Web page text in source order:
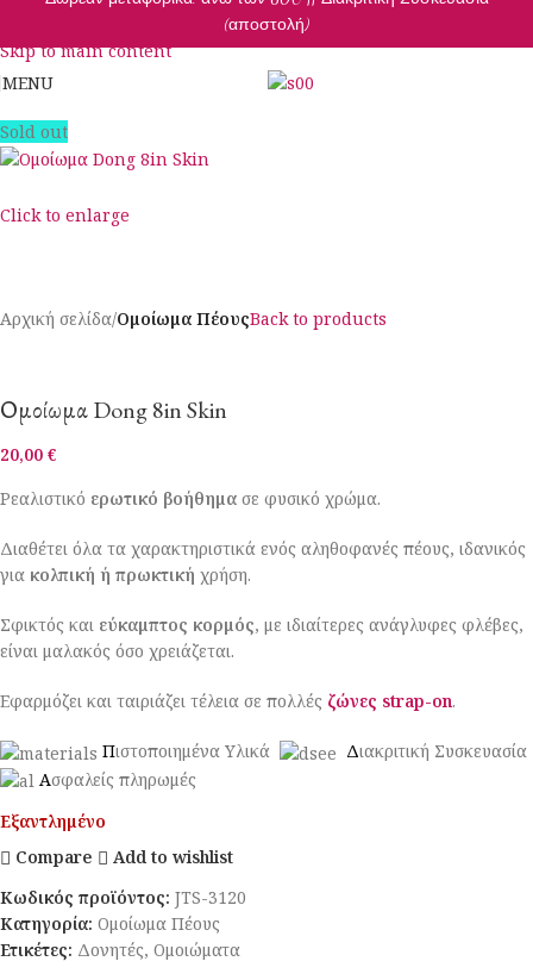
Skip to main content
(αποστολή)
MENU
Sold out
Click to enlarge
Αρχική σελίδα Ομοίωμα ΠέουςBack to products
Ομοίωμα Dong 8in Skin
20,00 €
Ρεαλιστικό ερωτικό βοήθημα σε φυσικό χρώμα.
Διαθέτει όλα τα χαρακτηριστικά ενός αληθοφανές πέους, ιδανικός
για κολπική ή πρωκτική χρήση.
Σφικτός και εύκαμπτος κορμός, με ιδιαίτερες ανάγλυφες φλέβες,
είναι μαλακός όσο χρειάζεται.
Εφαρμόζει και ταιριάζει τέλεια σε πολλές ζώνες strap-on.
Πιστοποιημένα Υλικά Διακριτική Συσκευασία
Ασφαλείς πληρωμές
Εξαντλημένο
Compare
Add to wishlist
Κωδικός προϊόντος: JTS-3120
Κατηγορία: Ομοίωμα Πέους
Ετικέτες: Δονητές, Ομοιώματα